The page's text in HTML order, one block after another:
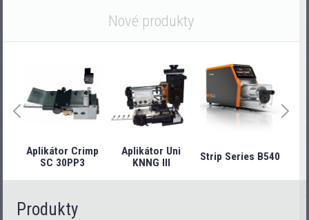
Nové produkty
Aplikátor Crimp
SC 30PP3
Aplikátor Uni
KNNG III
Strip Series B540
Produkty